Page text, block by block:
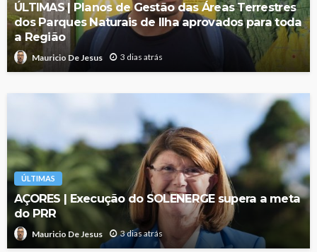
ÚLTIMAS | Planos de Gestão das Áreas Terrestres
dos Parques Naturais de Ilha aprovados para toda
a Região
Mauricio De Jesus 3 dias atrás
ÚLTIMAS
AÇORES | Execução do SOLENERGE supera a meta
do PRR
Mauricio De Jesus 3 dias atrás